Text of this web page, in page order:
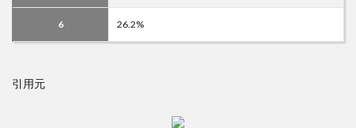
6 26.2%
引用元